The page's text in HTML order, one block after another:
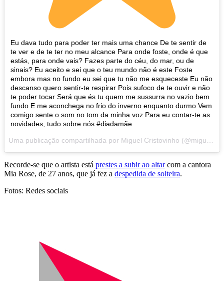
Eu dava tudo para poder ter mais uma chance De te sentir de
te ver e de te ter no meu alcance Para onde foste, onde é que
estás, para onde vais? Fazes parte do céu, do mar, ou de
sinais? Eu aceito e sei que o teu mundo não é este Foste
embora mas no fundo eu sei que tu não me esqueceste Eu não
descanso quero sentir-te respirar Pois sufoco de te ouvir e não
te poder tocar Será que és tu quem me sussurra no vazio bem
fundo E me aconchega no frio do inverno enquanto durmo Vem
comigo sente o som no tom da minha voz Para eu contar-te as
novidades, tudo sobre nós #diadamãe
Uma publicação compartilhada por Miguel Cristovinho (@miguelcristovinho) em
Recorde-se que o artista está prestes a subir ao altarcom a cantora
Mia Rose, de 27 anos, que já fez a despedida de solteira.
Fotos: Redes sociais